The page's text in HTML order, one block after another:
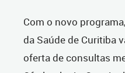
Com o novo
da Saúde de Curitiba
oferta de consultas